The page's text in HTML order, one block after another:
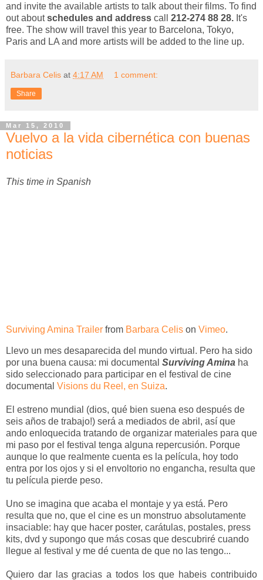
and invite the available artists to talk about their films. To find
out aboutschedules and address call 212-274 88 28. It's
free. The show will travel this year to Barcelona, Tokyo,
Paris and LA and more artists will be added to the line up.
Barbara Celis at 4:17 AM 1 comment:
Share
Mar 15, 2010
Vuelvo a la vida cibernética con buenas
noticias
This time in Spanish
Surviving Amina Trailer from Barbara Celis on Vimeo.
Llevo un mes desaparecida del mundo virtual. Pero ha sido
por una buena causa: mi documental Surviving Amina ha
sido seleccionado para participar en el festival de cine
documental Visions du Reel, en Suiza.
El estreno mundial (dios, qué bien suena eso después de
seis años de trabajo!) será a mediados de abril, así que
ando enloquecida tratando de organizar materiales para que
mi paso por el festival tenga alguna repercusión. Porque
aunque lo que realmente cuenta es la película, hoy todo
entra por los ojos y si el envoltorio no engancha, resulta que
tu película pierde peso.
Uno se imagina que acaba el montaje y ya está. Pero
resulta que no, que el cine es un monstruo absolutamente
insaciable: hay que hacer poster, carátulas, postales, press
kits, dvd y supongo que más cosas que descubriré cuando
llegue al festival y me dé cuenta de que no las tengo...
Quiero dar las gracias a todos los que habeis contribuido